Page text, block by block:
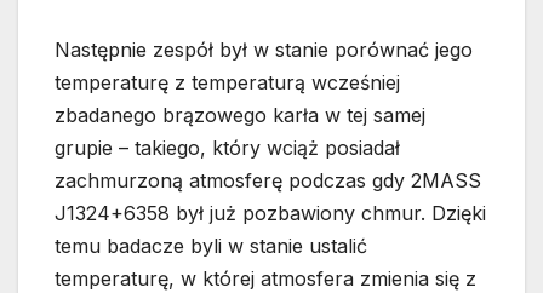
Następnie zespół był w stanie porównać jego
temperaturę z temperaturą wcześniej
zbadanego brązowego karła w tej samej
grupie – takiego, który wciąż posiadał
zachmurzoną atmosferę podczas gdy 2MASS
J1324+6358 był już pozbawiony chmur. Dzięki
temu badacze byli w stanie ustalić
temperaturę, w której atmosfera zmienia się z